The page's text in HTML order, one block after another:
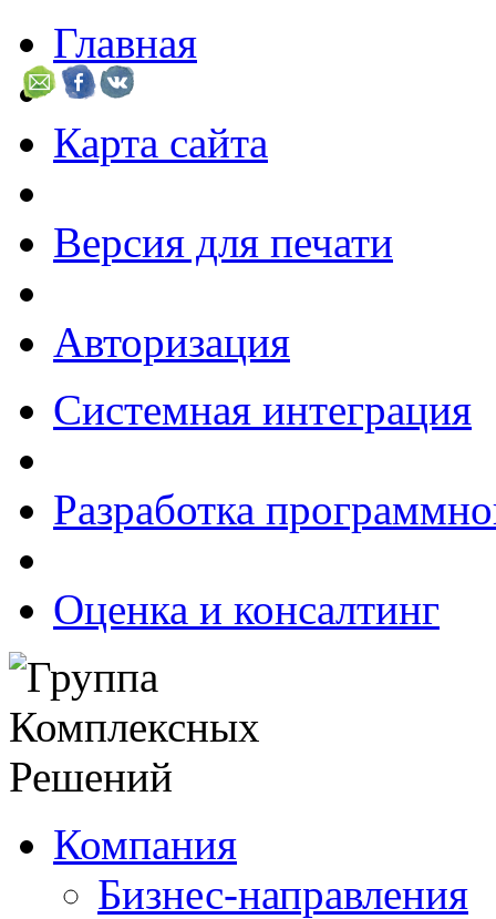
Главная
Карта сайта
Версия для печати
Авторизация
Системная интеграция
Разработка
Оценка и консалтинг
Компания
Бизнес-направления